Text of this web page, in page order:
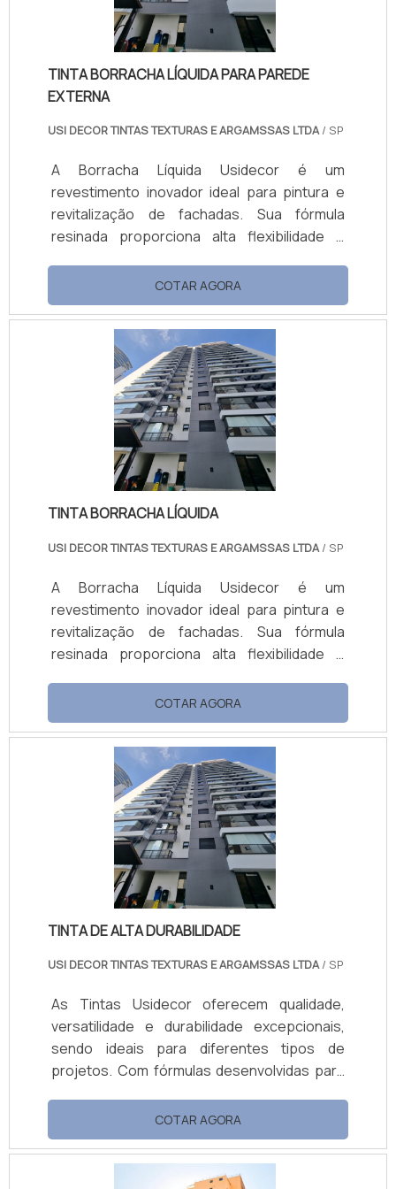
está disponível em embalagens de 18L e 3,6L.
TINTA BORRACHA LÍQUIDA PARA PAREDE
EXTERNA
USI DECOR TINTAS TEXTURAS E ARGAMSSAS LTDA/ SP
A Borracha Líquida Usidecor é um
revestimento inovador ideal para pintura e
revitalização de fachadas. Sua fórmula
resinada proporciona alta flexibilidade e
prevenindo rachaduras. Hidro-repelente,
forma uma barreira contra a umidade,
protegendo superfícies externas e internas.
O produto reduz a temperatura das
superfícies ao refletir raios solares, melhora
o conforto térmico e combate o mofo,
mantendo ambientes saudáveis. Com ótima
cobertura, fácil aplicação e manutenção,
está disponível em embalagens de 18L e 3,6L.
COTAR AGORA
TINTA BORRACHA LÍQUIDA
USI DECOR TINTAS TEXTURAS E ARGAMSSAS LTDA/ SP
A Borracha Líquida Usidecor é um
revestimento inovador ideal para pintura e
revitalização de fachadas. Sua fórmula
resinada proporciona alta flexibilidade e
prevenindo rachaduras. Hidro-repelente,
forma uma barreira contra a umidade,
protegendo superfícies externas e internas.
O produto reduz a temperatura das
superfícies ao refletir raios solares, melhora
o conforto térmico e combate o mofo,
mantendo ambientes saudáveis. Com ótima
cobertura, fácil aplicação e manutenção,
está disponível em embalagens de 18L e 3,6L.
COTAR AGORA
TINTA DE ALTA DURABILIDADE
USI DECOR TINTAS TEXTURAS E ARGAMSSAS LTDA/ SP
As Tintas Usidecor oferecem qualidade,
versatilidade e durabilidade excepcionais,
sendo ideais para diferentes tipos de
projetos. Com fórmulas desenvolvidas para
garantem alta durabilidade e fácil aplicação,
proporcionando acabamentos impecáveis
em diversas superfícies, tanto internas
quanto externas. Benefícios e Vantagens
COTAR AGORA